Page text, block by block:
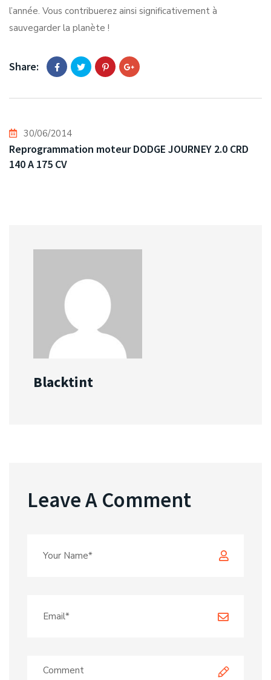
l’année. Vous contribuerez ainsi significativement à
sauvegarder la planète !
Share:
30/06/2014
Reprogrammation moteur DODGE JOURNEY 2.0 CRD
140 A 175 CV
Blacktint
Leave A Comment